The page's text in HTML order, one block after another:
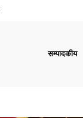
सम्पादकीय